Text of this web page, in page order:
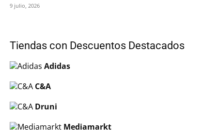
9 julio, 2026
Tiendas con Descuentos Destacados
Adidas
C&A
Druni
Mediamarkt